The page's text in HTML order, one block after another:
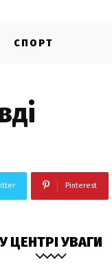
СПОРТ
Pinterest
У ЦЕНТРІ УВАГИ